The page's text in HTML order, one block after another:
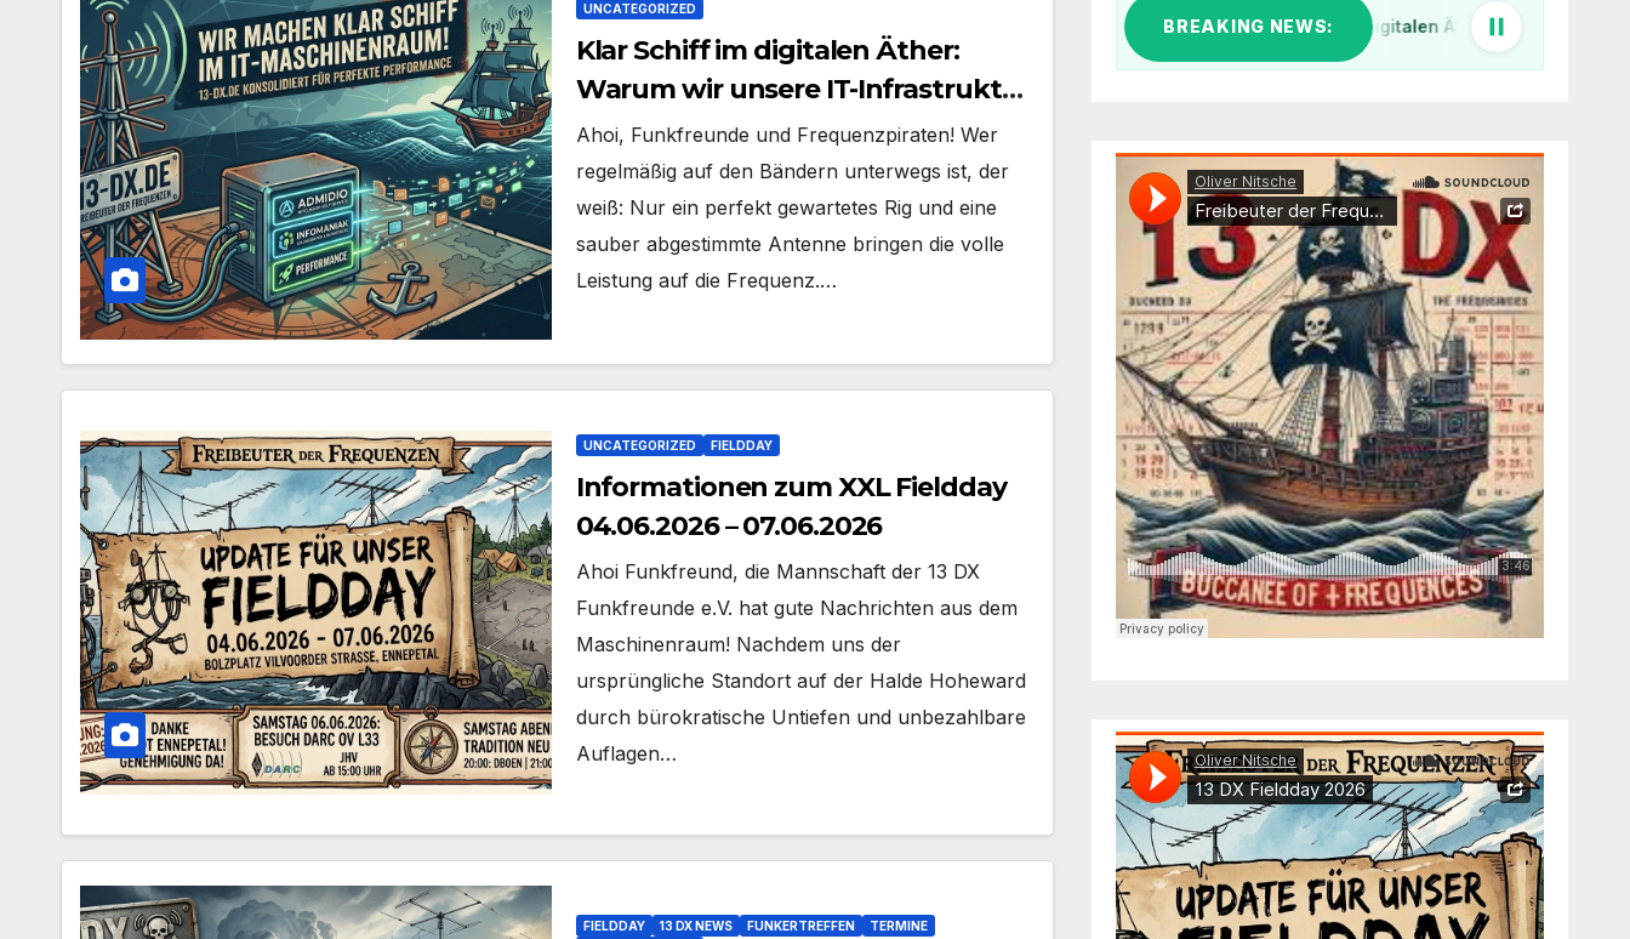
UNCATEGORIZED
Klar Schiff im digitalen Äther:
Warum wir unsere IT-Infrastruktur
konsolidieren
Ahoi, Funkfreunde und Frequenzpiraten! Wer
regelmäßig auf den Bändern unterwegs ist, der
weiß: Nur ein perfekt gewartetes Rig und eine
sauber abgestimmte Antenne bringen die volle
Leistung auf die Frequenz.…
UNCATEGORIZED FIELDDAY
Informationen zum XXL Fieldday
04.06.2026 – 07.06.2026
Ahoi Funkfreund, die Mannschaft der 13 DX
Funkfreunde e.V. hat gute Nachrichten aus dem
Maschinenraum! Nachdem uns der
ursprüngliche Standort auf der Halde Hoheward
durch bürokratische Untiefen und unbezahlbare
Auflagen…
FIELDDAY 13 DX NEWS FUNKERTREFFEN
TERMINE
BREAKING NEWS:
Klar Schiff im digitalen Äther: Warum wir unsere